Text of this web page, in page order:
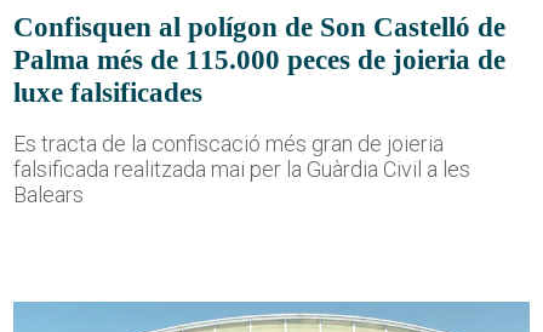
Confisquen al polígon de Son Castelló de
Palma més de 115.000 peces de joieria de
luxe falsificades
Es tracta de la confiscació més gran de joieria
falsificada realitzada mai per la Guàrdia Civil a les
Balears